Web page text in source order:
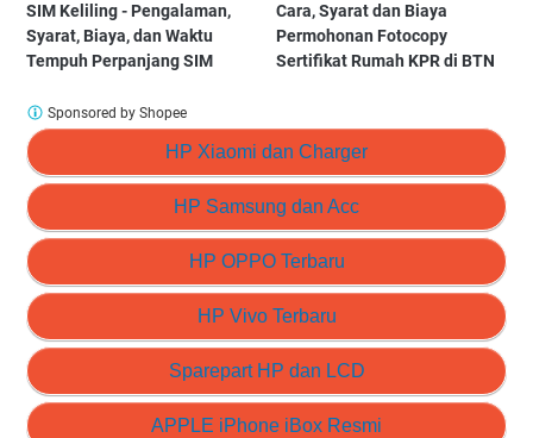
SIM Keliling - Pengalaman,
Syarat, Biaya, dan Waktu
Tempuh Perpanjang SIM
Cara, Syarat dan Biaya
Permohonan Fotocopy
Sertifikat Rumah KPR di BTN
HP Xiaomi dan Charger
HP Samsung dan Acc
HP OPPO Terbaru
HP Vivo Terbaru
Sparepart HP dan LCD
APPLE iPhone iBox Resmi
Sponsored by Shopee